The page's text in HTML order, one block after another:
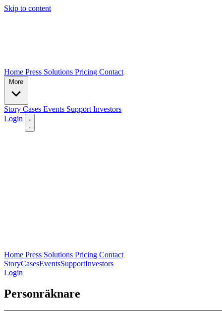
Skip to content
Home Press Solutions Pricing Contact
Story Cases Events SupportInvestors
Login
Home Press Solutions Pricing Contact
StoryCasesEventsSupportInvestors
Login
Personräknare